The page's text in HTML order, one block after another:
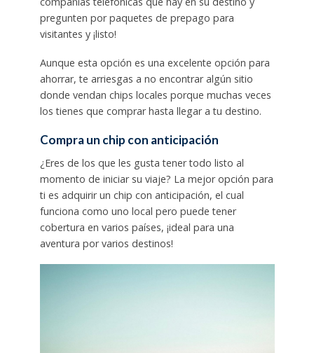
pregunten por paquetes de prepago para
visitantes y ¡listo!
Aunque esta opción es una excelente opción para
ahorrar, te arriesgas a no encontrar algún sitio
donde vendan chips locales porque muchas veces
los tienes que comprar hasta llegar a tu destino.
Compra un chip con anticipación
¿Eres de los que les gusta tener todo listo al
momento de iniciar su viaje? La mejor opción para
ti es adquirir un chip con anticipación, el cual
funciona como uno local pero puede tener
cobertura en varios países, ¡ideal para una
aventura por varios destinos!